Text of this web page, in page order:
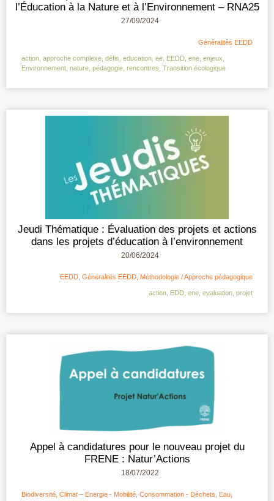
l’Éducation à la Nature et à l’Environnement – RNA25
27/09/2024
Généralités EEDD
action approche complexe défis education ee EEDD ene enjeux
Environnement nature pédagogie rencontres Transition écologique
Jeudi Thématique : Évaluation des projets et actions
dans les projets d’éducation à l’environnement
20/06/2024
EEDD Généralités EEDD Méthodologie / Approche pédagogique
action EDD ene evaluation projet
Appel à candidatures pour le nouveau projet du
FRENE : Natur’Actions
18/07/2022
Biodiversité Climat – Energie - Mobilité Consommation - Déchets Eau